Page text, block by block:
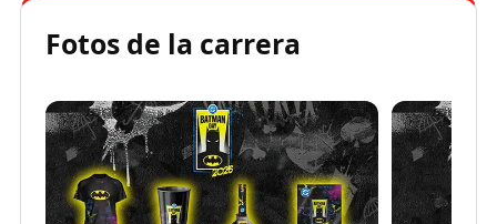
Fotos de la carrera